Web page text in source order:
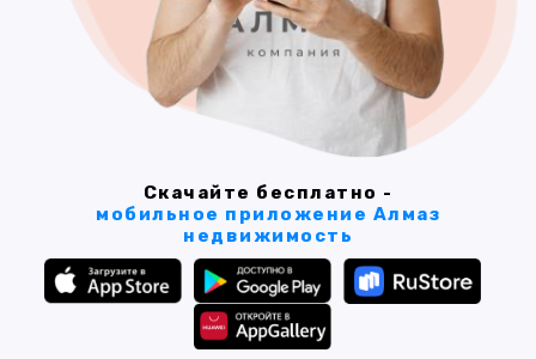
Скачайте бесплатно -
мобильное приложение Алмаз
недвижимость